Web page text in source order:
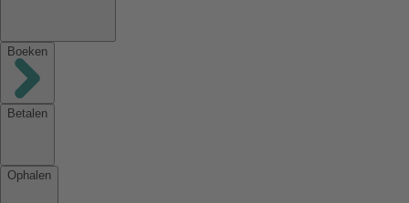
Boeken
Betalen
Ophalen